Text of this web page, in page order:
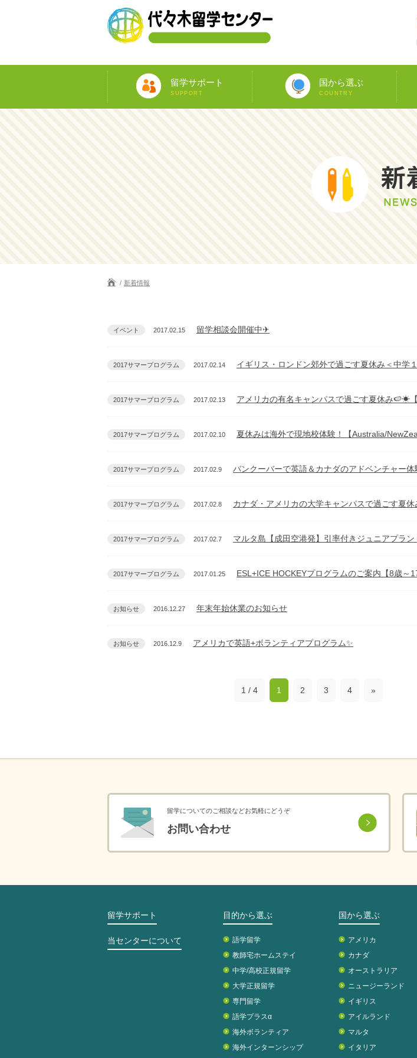
留学サポート
SUPPORT
国から選ぶ
COUNTRY
アメリカ
カナダ
オーストラリア
ニュージーランド
イギリス
アイルランド
マルタ
イタリア
スペイン
フランス
ドイツ
南アフリカ
新着情報
イベント 2017.02.15 留学相談会開催中✈
2017サマープログラム 2017.02.14 イギリス・ロンドン郊外で過ごす夏休み＜中学１
2017サマープログラム 2017.02.13 アメリカの有名キャンパスで過ごす夏休み🍉☀【
2017サマープログラム 2017.02.10 夏休みは海外で現地校体験！【Australia/
2017サマープログラム 2017.02.9 バンクーバーで英語＆カナダのアドベンチャー体
2017サマープログラム 2017.02.8 カナダ・アメリカの大学キャンパスで過ごす夏休
2017サマープログラム 2017.02.7 マルタ島【成田空港発】引率付きジュニアプラン
2017サマープログラム 2017.01.25 ESL+ICE HOCKEYプログラムのご案内【8歳～
お知らせ 2016.12.27 年末年始休業のお知らせ
お知らせ 2016.12.9 アメリカで英語+ボランティアプログラム✨
1 / 4 1 2 3 4 »
留学についてのご相談などお気軽にどうぞ
お問い合わせ
留学サポート
当センターについて
目的から選ぶ
語学留学
教師宅ホームステイ
中学/高校正規留学
大学正規留学
専門留学
語学プラスα
海外ボランティア
海外インターンシップ
国から選ぶ
アメリカ
カナダ
オーストラリア
ニュージーランド
イギリス
アイルランド
マルタ
イタリア